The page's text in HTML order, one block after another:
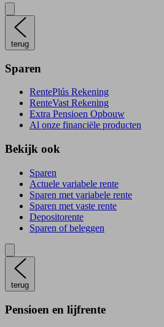
terug
Sparen
RentePlús Rekening
RenteVast Rekening
Extra Pensioen Opbouw
Al onze financiële producten
Bekijk ook
Sparen
Actuele variabele rente
Sparen met variabele rente
Sparen met vaste rente
Depositorente
Sparen of beleggen
terug
Pensioen en lijfrente